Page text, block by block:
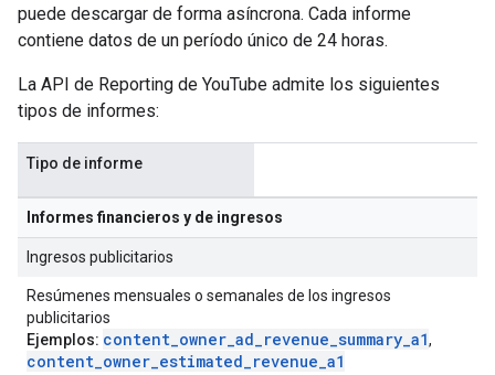
puede descargar de forma asíncrona. Cada informe
contiene datos de un período único de 24 horas.
La API de Reporting de YouTube admite los siguientes
tipos de informes:
Tipo de informe
Informes financieros y de ingresos
Ingresos publicitarios
Resúmenes mensuales o semanales de los ingresos
publicitarios
Ejemplos: content_owner_ad_revenue_summary_a1,
content_owner_estimated_revenue_a1